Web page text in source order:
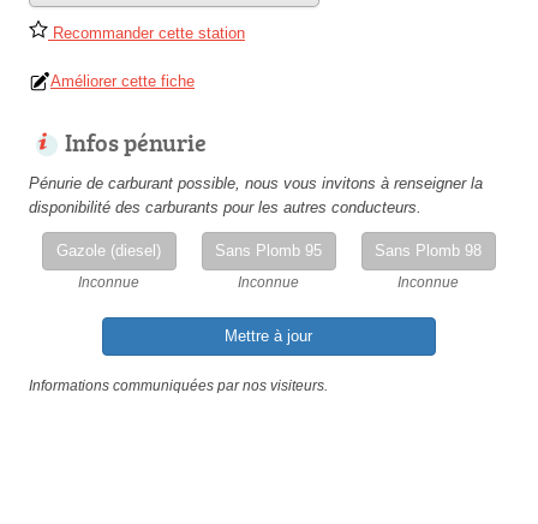
Recommander cette station
Améliorer cette fiche
Infos pénurie
Pénurie de carburant possible, nous vous invitons à renseigner la
disponibilité des carburants pour les autres conducteurs.
Gazole (diesel)
Inconnue
Sans Plomb 95
Inconnue
Sans Plomb 98
Inconnue
Mettre à jour
Informations communiquées par nos visiteurs.